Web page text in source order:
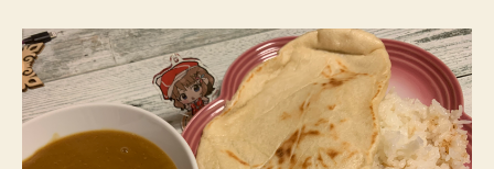
て
簡
単
に
で
き